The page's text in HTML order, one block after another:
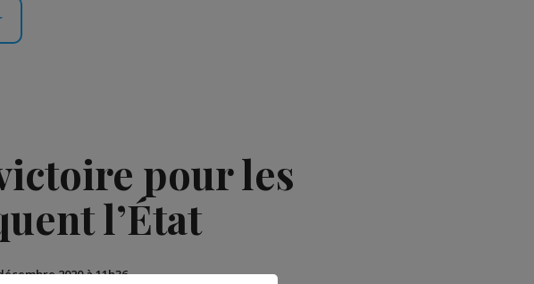
pour les
l’État
2020 à 11h36